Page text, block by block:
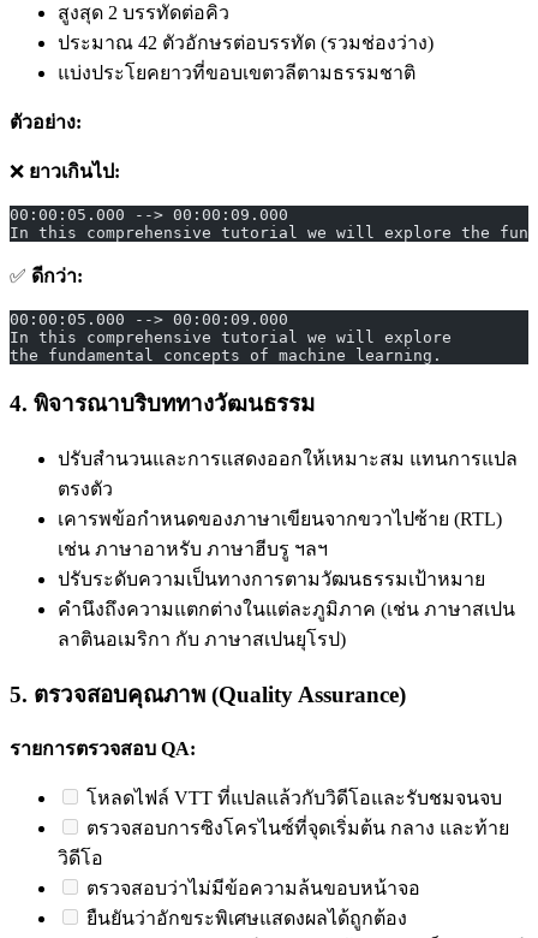
สูงสุด 2 บรรทัดต่อคิว
ประมาณ 42 ตัวอักษรต่อบรรทัด (รวมช่องว่าง)
แบ่งประโยคยาวที่ขอบเขตวลีตามธรรมชาติ
ตัวอย่าง:
❌ ยาวเกินไป:
00:00:05.000 --> 00:00:09.000
In this comprehensive tutorial we will explore the
✅ ดีกว่า:
00:00:05.000 --> 00:00:09.000
In this comprehensive tutorial we will explore
the fundamental concepts of machine learning.
4. พิจารณาบริบททางวัฒนธรรม
ปรับสำนวนและการแสดงออกให้เหมาะสม แทนการแปล
ตรงตัว
เคารพข้อกำหนดของภาษาเขียนจากขวาไปซ้าย (RTL)
เช่น ภาษาอาหรับ ภาษาฮีบรู ฯลฯ
ปรับระดับความเป็นทางการตามวัฒนธรรมเป้าหมาย
คำนึงถึงความแตกต่างในแต่ละภูมิภาค (เช่น ภาษาสเปน
ลาตินอเมริกา กับ ภาษาสเปนยุโรป)
5. ตรวจสอบคุณภาพ (Quality Assurance)
รายการตรวจสอบ QA:
โหลดไฟล์ VTT ที่แปลแล้วกับวิดีโอและรับชมจนจบ
ตรวจสอบการซิงโครไนซ์ที่จุดเริ่มต้น กลาง และท้าย
วิดีโอ
ตรวจสอบว่าไม่มีข้อความล้นขอบหน้าจอ
ยืนยันว่าอักขระพิเศษแสดงผลได้ถูกต้อง